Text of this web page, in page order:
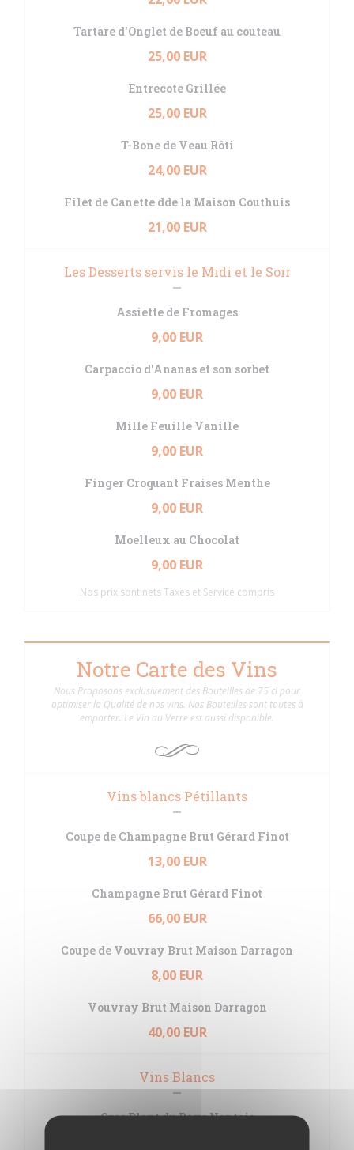
Tartare d'Onglet de Boeuf au couteau
25,00 EUR
Entrecote Grillée
25,00 EUR
T-Bone de Veau Rôti
24,00 EUR
Filet de Canette dde la Maison Couthuis
21,00 EUR
Les Desserts servis le Midi et le Soir
Assiette de Fromages
9,00 EUR
Carpaccio d'Ananas et son sorbet
9,00 EUR
Mille Feuille Vanille
9,00 EUR
Finger Croquant Fraises Menthe
9,00 EUR
Moelleux au Chocolat
9,00 EUR
Nos prix sont nets Taxes et Service compris
Notre Carte des Vins
Nous Proposons exclusivement des Bouteilles de 75 cl pour
optimiser la Qualité de nos vins. Nos Bouteilles sont toutes à
emporter. Le Vin au Verre est aussi disponible.
Vins blancs Pétillants
Coupe de Champagne Brut Gérard Finot
13,00 EUR
Champagne Brut Gérard Finot
66,00 EUR
Coupe de Vouvray Brut Maison Darragon
8,00 EUR
Vouvray Brut Maison Darragon
40,00 EUR
Vins Blancs
Gros Plant du Pays Nantais